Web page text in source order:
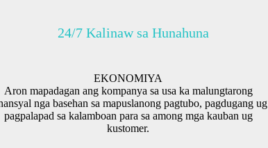
24/7 Kalinaw sa Hunahuna
EKONOMIYA
Aron mapadagan ang kompanya sa usa ka malungtarong
nga basehan sa mapuslanong pagtubo, pagdugang ug
pagpalapad sa kalamboan para sa among mga kauban ug
kustomer.